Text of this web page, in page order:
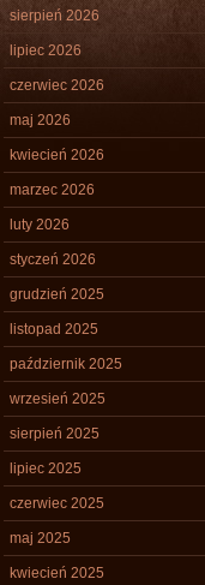
sierpień 2026
lipiec 2026
czerwiec 2026
maj 2026
kwiecień 2026
marzec 2026
luty 2026
styczeń 2026
grudzień 2025
listopad 2025
październik 2025
wrzesień 2025
sierpień 2025
lipiec 2025
czerwiec 2025
maj 2025
kwiecień 2025